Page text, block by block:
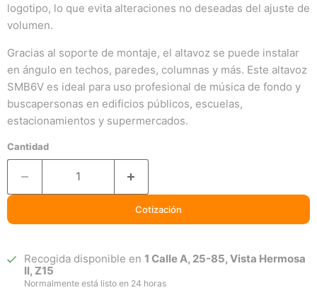
logotipo, lo que evita alteraciones no deseadas del ajuste de
volumen.
Gracias al soporte de montaje, el altavoz se puede instalar
en ángulo en techos, paredes, columnas y más. Este altavoz
SMB6V es ideal para uso profesional de música de fondo y
buscapersonas en edificios públicos, escuelas,
estacionamientos y supermercados.
Cantidad
Cotización
Recogida disponible en1 Calle A, 25-85, Vista Hermosa
II, Z15
Normalmente está listo en 24 horas